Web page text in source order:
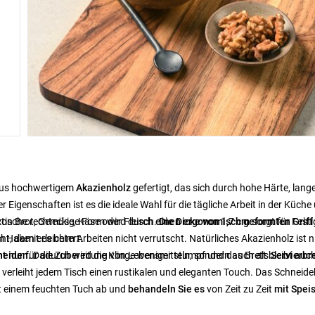
hochwertigemAkazienholzgefertigt, das sich durch hohe Härte,
ist es die ideale Wahl für die tägliche Arbeit in der Küche
rechteckige Form wird durcheinen ergonomisch geformten
Haken erleichtert.
Brot, Gemüse, Käse oder Fleisch.Die Dicke von 1,7 cmsorgt für
damit es beim Arbeiten nicht verrutscht. Natürliches Akazienholz ist
Dadurch wird die Klinge weniger stumpf und das Brett bleibt
nur für die Zubereitung von Lebensmitteln, sondern auch als
jedem Tisch einen rustikalen und eleganten Touch. Das
feuchten Tuch ab und behandeln Sie esvon Zeit zu Zeit mit